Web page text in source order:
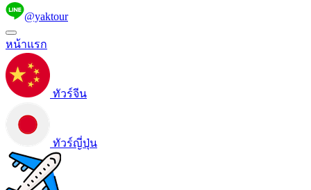
@yaktour
หน้าแรก
ทัวร์จีน
ทัวร์ญี่ปุ่น